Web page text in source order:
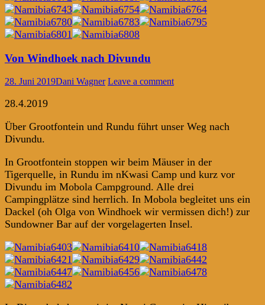
Von Windhoek nach Divundu
28. Juni 2019Dani Wagner Leave a comment
28.4.2019
Über Grootfontein und Rundu führt unser Weg nach
Divundu.
In Grootfontein stoppen wir beim Mäuser in der
Tigerquelle, in Rundu im nKwasi Camp und kurz vor
Divundu im Mobola Campground. Alle drei
Campingplätze sind herrlich. In Mobola begleitet uns ein
Dackel (oh Olga von Windhoek wir vermissen dich!) zur
Sundowner Bar auf der vorgelagerten Insel.